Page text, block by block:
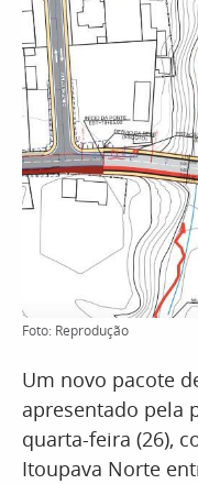
Foto: Reprodução
Um novo pacote
apresentado pela
quarta-feira (26),
Itoupava Norte